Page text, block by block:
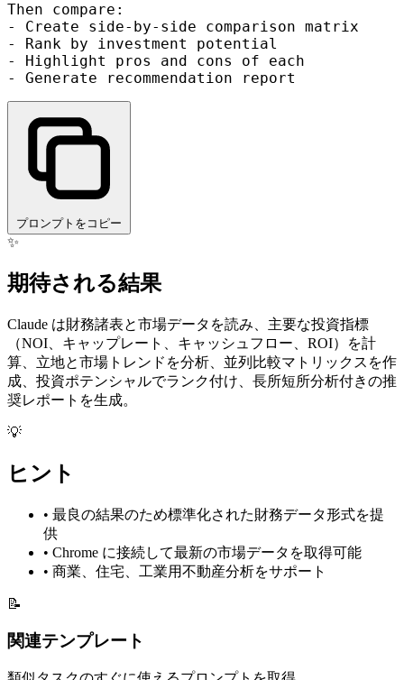
Then compare:
- Create side-by-side comparison matrix
- Rank by investment potential
- Highlight pros and cons of each
プロンプトをコピー
✨
期待される結果
Claude は財務諸表と市場データを読み、主要な投資指標
（NOI、キャップレート、キャッシュフロー、ROI）を計
算、立地と市場トレンドを分析、並列比較マトリックスを作
成、投資ポテンシャルでランク付け、長所短所分析付きの推
奨レポートを生成。
💡
ヒント
• 最良の結果のため標準化された財務データ形式を提
供
• Chrome に接続して最新の市場データを取得可能
• 商業、住宅、工業用不動産分析をサポート
📝
関連テンプレート